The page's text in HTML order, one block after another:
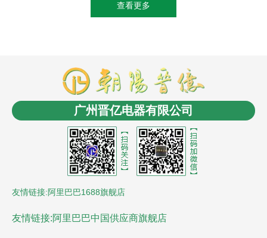
查看更多
商盟成员：云南LED 消防工程安装 商业电子秤
电缆桥架 无人机信号干扰屏蔽反制 沈阳油浸式变压
器 控制电缆 沈阳风机盘管 LCR数字电桥 贵州led显
氮化铝陶瓷基板
广州晋亿电器有限公司
友情链接:阿里巴巴1688旗舰店
友情链接:阿里巴巴中国供应商旗舰店